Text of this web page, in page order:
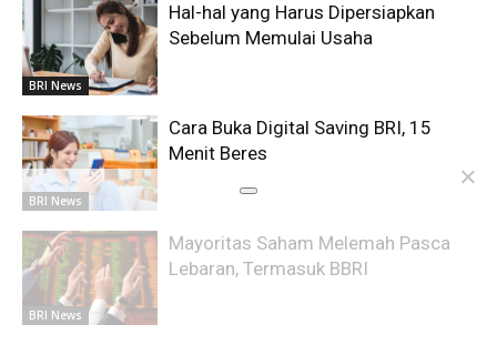
BRI News
Hal-hal yang Harus Dipersiapkan
Sebelum Memulai Usaha
BRI News
Cara Buka Digital Saving BRI, 15
Menit Beres
BRI News
Mayoritas Saham Melemah Pasca
Lebaran, Termasuk BBRI